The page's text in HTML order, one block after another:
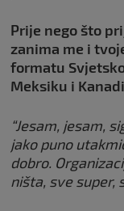
Prije nego što
zanima me i
formatu
Meksiku i
“Jesam, jesam,
jako puno
dobro.
ništa, sve super,